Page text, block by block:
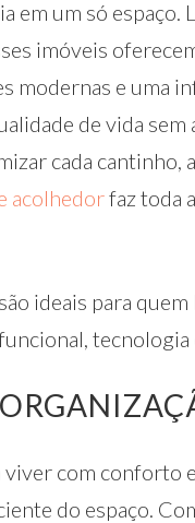
em um só espaço.
imóveis
modernas e uma
de vida
cada
acolhedorfaz toda
são ideais para
viver com conforto
do espaço.